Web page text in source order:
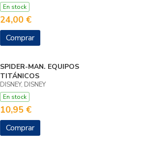
En stock
24,00 €
Comprar
SPIDER-MAN. EQUIPOS
TITÁNICOS
DISNEY, DISNEY
En stock
10,95 €
Comprar